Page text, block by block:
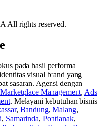
rights reserved.
pada hasil performa
visual brand yang
sasaran. Agensi dengan
Marketplace Management, Ads
. Melayani kebutuhan bisnis
, Bandung, Malang,
, Samarinda, Pontianak,